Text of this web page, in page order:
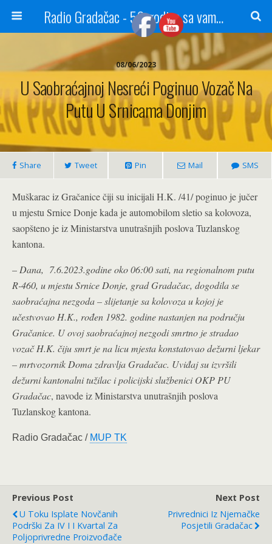
Radio Gradačac - 56 godina sa vama...
08/06/2023
U Saobraćajnoj Nesreći Poginuo Vozač Na
Putu U Srnicama Donjim
Share Tweet Pin Mail SMS
Muškarac iz Gračanice čiji su inicijali H.K. /41/ poginuo je jučer
u mjestu Srnice Donje kada je automobilom sletio sa kolovoza,
saopšteno je iz Ministarstva unutrašnjih poslova Tuzlanskog
kantona.
– Dana, 7.6.2023.godine oko 06:00 sati, na regionalnom putu
R-460, u mjestu Srnice Donje, grad Gradačac, dogodila se
saobraćajna nezgoda – slijetanje sa kolovoza u kojoj je
učestvovao H.K., rođen 1982. godine nastanjen na području
Gračanice. U ovoj saobraćajnoj nezgodi smrtno je stradao
vozač H.K. čiju smrt je na licu mjesta konstatovao dežurni ljekar
– mrtvozornik Doma zdravlja Gradačac. Uviđaj su izvršili
dežurni kantonalni tužilac i policijski službenici OKP PU
Gradačac, navode izMinistarstva unutrašnjih poslova
Tuzlanskog kantona.
Radio Gradačac / MUP TK
Previous Post
U Toku Isplate Novčanih
Podrški Za IV I I Kvartal Za
Poljoprivredne Proizvođače
Next Post
Privrednici Iz Njemačke
Posjetili Gradačac